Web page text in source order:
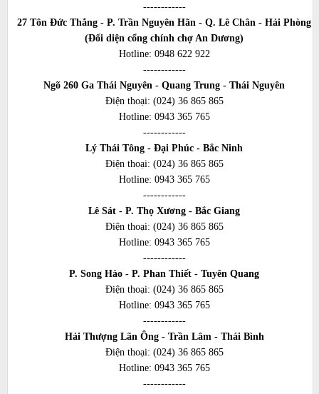
------------
27 Tôn Đức Thắng - P. Trần Nguyên Hãn - Q. Lê Chân - Hải Phòng
(Đối diện cổng chính chợ An Dương)
Hotline: 0948 622 922
------------
Ngõ 260 Ga Thái Nguyên - Quang Trung - Thái Nguyên
Điện thoại: (024) 36 865 865
Hotline: 0943 365 765
------------
Lý Thái Tông - Đại Phúc - Bắc Ninh
Điện thoại: (024) 36 865 865
Hotline: 0943 365 765
------------
Lê Sát - P. Thọ Xương - Bắc Giang
Điện thoại: (024) 36 865 865
Hotline: 0943 365 765
------------
P. Song Hào - P. Phan Thiết - Tuyên Quang
Điện thoại: (024) 36 865 865
Hotline: 0943 365 765
------------
Hải Thượng Lãn Ông - Trần Lâm - Thái Bình
Điện thoại: (024) 36 865 865
Hotline: 0943 365 765
------------